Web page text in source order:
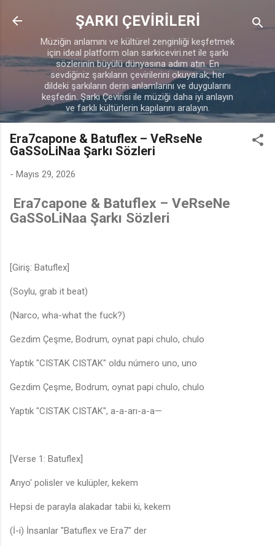
Ana içeriğe atla
ŞARKI ÇEVİRİLERİ
Müziğin anlamını ve kültürel zenginliği keşfetmek
için ideal platform olan sarkiceviri.net ile şarkı
sözlerinin büyülü dünyasına adım atın. En
sevdiğiniz şarkıların çevirilerini okuyarak, her
dildeki şarkıların derin anlamlarını ve duygularını
keşfedin. Şarkı Çevirisi ile müziği daha iyi anlayın
ve farklı kültürlerin kapılarını aralayın.
Era7capone & Batuflex – VeRseNe
GaSSoLiNaa Şarkı Sözleri
- Mayıs 29, 2026
Era7capone & Batuflex – VeRseNe
GaSSoLiNaa Şarkı Sözleri
[Giriş: Batuflex]
(Soylu, grab it beat)
(Narco, wha-what the fuck?)
Gezdim Çeşme, Bodrum, oynat papi chulo, chulo
Yaptık "CISTAK CISTAK" oldu número uno, uno
Gezdim Çeşme, Bodrum, oynat papi chulo, chulo
Yaptık "CISTAK CISTAK", a-a-arı-a-a—
[Verse 1: Batuflex]
Arıyo' polisler ve kulüpler, kekem
Hepsi de parayla alakadar tabii ki, kekem
(İ-i) İnsanlar "Batuflex ve Era7" der